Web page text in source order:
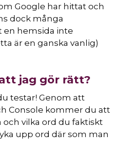
Google har hittat och
dock många
en hemsida inte
är en ganska vanlig)
jag gör rätt?
testar! Genom att
Console kommer du att
vilka ord du faktiskt
upp ord där som man